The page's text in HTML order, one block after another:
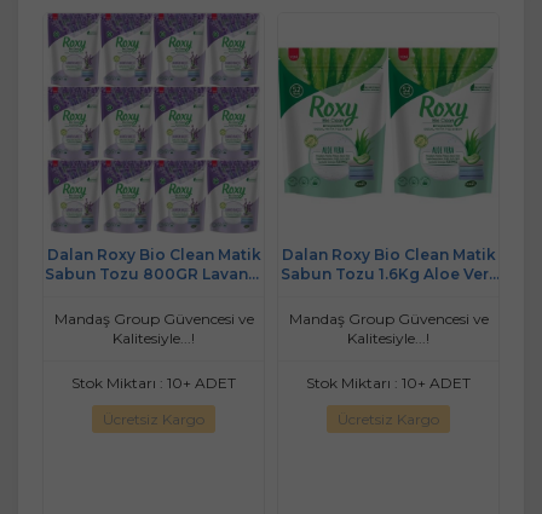
Dalan Roxy Bio Clean Matik
Sabun Tozu 800GR Lavanta
Yıkama)
Mandaş Group Güvencesi ve
Kalitesiyle...!
Stok Miktarı : 10+ ADET
Ücretsiz Kargo
Dalan Roxy Bio Clean Matik
Sabun Tozu 1.6Kg Aloe Vera
Mandaş Group Güvencesi ve
Kalitesiyle...!
Stok Miktarı : 10+ ADET
Ücretsiz Kargo